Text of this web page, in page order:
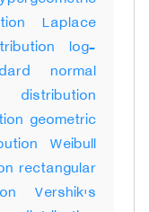
Laplace
log-
normal
geometric
Weibull
rectangular
Vershik's